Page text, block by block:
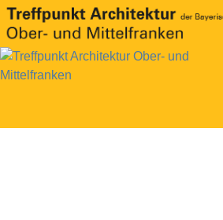
Skip
to
content